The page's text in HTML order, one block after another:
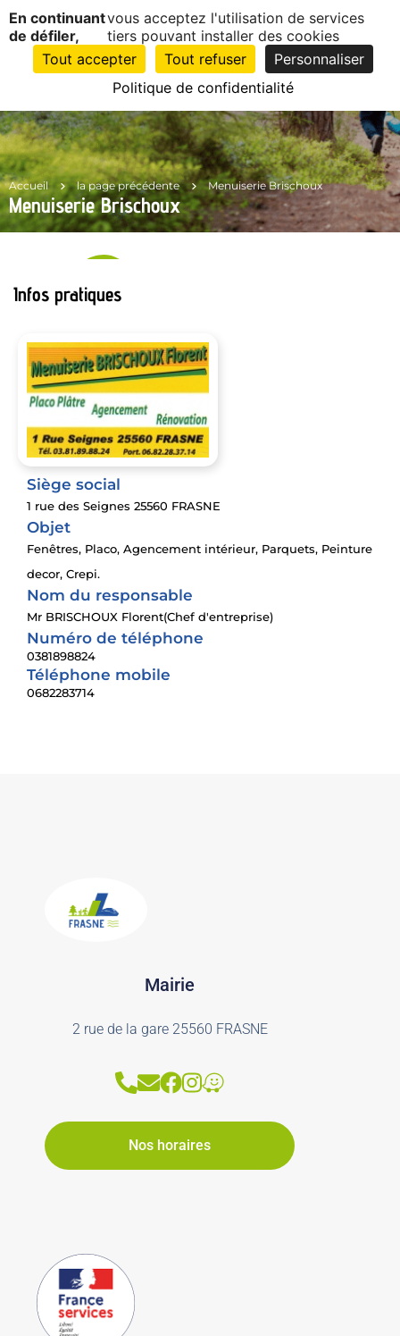
Accueil la page précédente Menuiserie Brischoux
Menuiserie Brischoux
1EN
CLIC
Infos pratiques
Siège social
1 rue des Seignes 25560 FRASNE
Objet
Fenêtres, Placo, Agencement intérieur, Parquets, Peinture
decor, Crepi.
Nom du responsable
Mr BRISCHOUX Florent(Chef d'entreprise)
Numéro de téléphone
0381898824
Téléphone mobile
0682283714
Mairie
2 rue de la gare 25560 FRASNE
Nos horaires
Panneau de gestion des cookies
En continuant
de défiler,
vous acceptez l'utilisation de services
tiers pouvant installer des cookies
Tout accepter
Tout refuser
Personnaliser
Politique de confidentialité